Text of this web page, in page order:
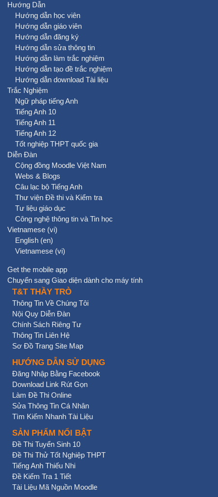
Hướng Dẫn
Hướng dẫn học viên
Hướng dẫn giáo viên
Hướng dẫn đăng ký
Hướng dẫn sửa thông tin
Hướng dẫn làm trắc nghiệm
Hướng dẫn tạo đề trắc nghiệm
Hướng dẫn download Tài liệu
Trắc Nghiệm
Ngữ pháp tiếng Anh
Tiếng Anh 10
Tiếng Anh 11
Tiếng Anh 12
Tốt nghiệp THPT quốc gia
Diễn Đàn
Cộng đồng Moodle Việt Nam
Webs & Blogs
Câu lạc bộ Tiếng Anh
Thư viện Đề thi và Kiểm tra
Tư liệu giáo dục
Công nghệ thông tin và Tin học
Vietnamese ‎(vi)‎
English ‎(en)‎
Vietnamese ‎(vi)‎
Get the mobile app
Chuyển sang Giao diện dành cho máy tính
T&T THẦY TRÒ
Thông Tin Về Chúng Tôi
Nội Quy Diễn Đàn
Chính Sách Riêng Tư
Thông Tin Liên Hệ
Sơ Đồ Trang Site Map
HƯỚNG DẪN SỬ DỤNG
Đăng Nhập Bằng Facebook
Download Link Rút Gọn
Làm Đề Thi Online
Sửa Thông Tin Cá Nhân
Tìm Kiếm Nhanh Tài Liệu
SẢN PHẨM NỔI BẬT
Đề Thi Tuyển Sinh 10
Đề Thi Thử Tốt Nghiệp THPT
Tiếng Anh Thiếu Nhi
Đề Kiểm Tra 1 Tiết
Tài Liệu Mã Nguồn Moodle